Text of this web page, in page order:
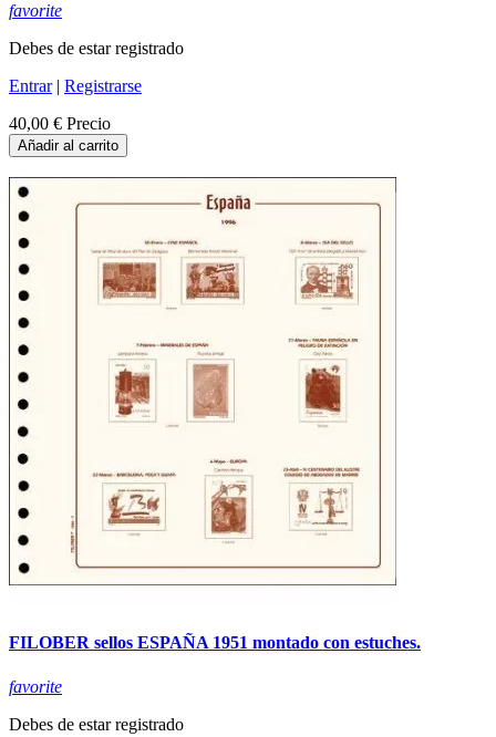
favorite
Debes de estar registrado
Entrar| Registrarse
40,00 € Precio
Añadir al carrito
FILOBER sellos ESPAÑA 1951 montado con estuches.
favorite
Debes de estar registrado